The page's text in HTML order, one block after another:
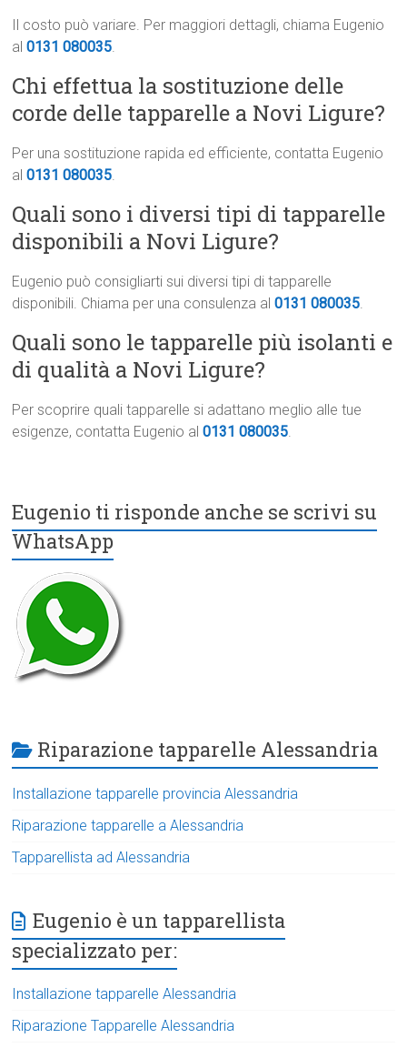
Il costo può variare. Per maggiori dettagli, chiama Eugenio
al0131 080035.
Chi effettua la sostituzione delle
corde delle tapparelle a Novi Ligure?
Per una sostituzione rapida ed efficiente, contatta Eugenio
al0131 080035.
Quali sono i diversi tipi di tapparelle
disponibili a Novi Ligure?
Eugenio può consigliarti sui diversi tipi di tapparelle
disponibili. Chiama per una consulenza al0131 080035.
Quali sono le tapparelle più isolanti e
di qualità a Novi Ligure?
Per scoprire quali tapparelle si adattano meglio alle tue
esigenze, contatta Eugenio al0131 080035.
Eugenio ti risponde anche se scrivi su
WhatsApp
Riparazione tapparelle Alessandria
Installazione tapparelle provincia Alessandria
Riparazione tapparelle a Alessandria
Tapparellista ad Alessandria
Eugenio è un tapparellista
specializzato per:
Installazione tapparelle Alessandria
Riparazione Tapparelle Alessandria